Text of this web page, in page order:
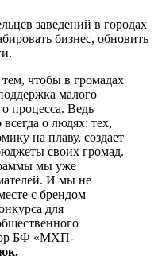
заведений в городах
бизнес, обновить
чтобы в громадах
малого
процесса. Ведь
о людях: тех,
на плаву, создает
своих громад.
мы уже
И мы не
с брендом
для
БФ «МХП-